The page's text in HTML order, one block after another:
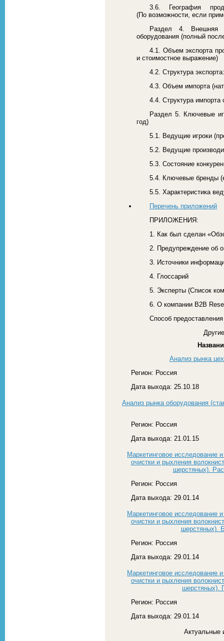
3.6. География
(По возможности, если
Раздел 4. Внешняя
оборудования (полный
4.1. Объем экспорта
и стоимостное выражение)
4.2. Структура
4.3. Объем импорта
4.4. Структура импорта
Раздел 5. Ключевые
год)
5.1. Ведущие игроки
5.2. Ведущие
5.3. Состояние
5.4. Ключевые бренды
5.5. Характеристика
Перечень приложений
ПРИЛОЖЕНИЯ:
1. Как был сделан
2. Предупреждение об
3. Источники
4. Глоссарий
5. Эксперты (Список
6. О компании B2B
Способ
Анализ рынка
Регион: Россия
Дата выхода: 25.10.18
Анализ рынка оборудования
Регион: Россия
Дата выхода: 21.01.15
Маркетинговое исследование
очистки и рыхления
шерстяных).
Регион: Россия
Дата выхода: 29.01.14
Маркетинговое исследование
очистки и рыхления
шерстяных).
Регион: Россия
Дата выхода: 29.01.14
Маркетинговое исследование
очистки и рыхления
шерстяных).
Регион: Россия
Дата выхода: 29.01.14
Актуальные